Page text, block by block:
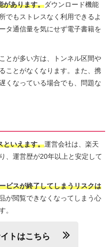
があります。ダウンロード機能
でもストレスなく利用できるよ
タ通信量を気にせず電子書籍を
とが多い方は、トンネル区間や
ことがなくなります。また、携
くなっている場合でも、問題な
といえます。運営会社は、楽天
、運営歴が20年以上と安定して
ビスが終了してしまうリスクは
が閲覧できなくなってしまう心
。
トはこちら